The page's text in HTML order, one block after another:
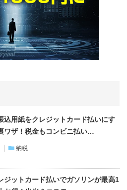
込用紙をクレジットカード払いにす
ワザ！税金もコンビニ払い…
納税
ジットカード払いでガソリンが最高1